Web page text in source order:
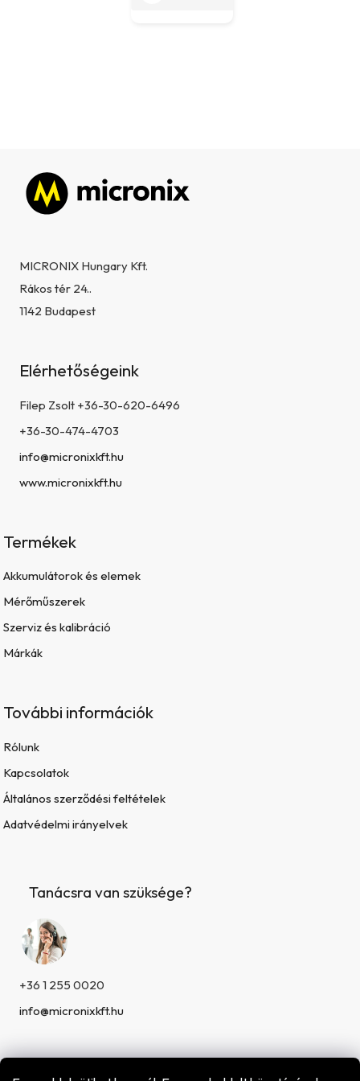
Lábléc
MICRONIX Hungary Kft.
Rákos tér 24..
1142 Budapest
Elérhetőségeink
Filep Zsolt +36-30-620-6496
+36-30-474-4703
info@micronixkft.hu
www.micronixkft.hu
Termékek
Akkumulátorok és elemek
Mérőműszerek
Szerviz és kalibráció
Márkák
További információk
Rólunk
Kapcsolatok
Általános szerződési feltételek
Adatvédelmi irányelvek
Tanácsra van szüksége?
+36 1 255 0020
info@micronixkft.hu